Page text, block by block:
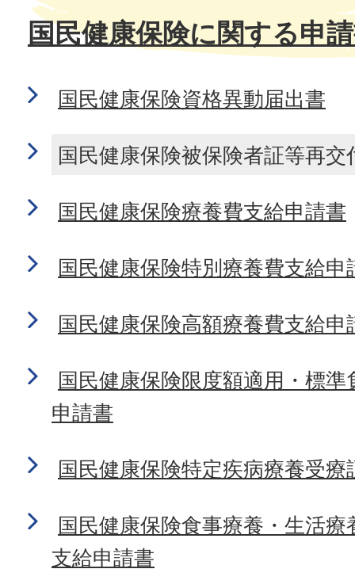
国民健康保険に関する申
国民健康保険資格異動届出書
国民健康保険被保険者証等再交
国民健康保険療養費支給申請書
国民健康保険特別療養費支給申
国民健康保険高額療養費支給申
国民健康保険限度額適用・標
申請書
国民健康保険特定疾病療養受療
国民健康保険食事療養・生活
支給申請書